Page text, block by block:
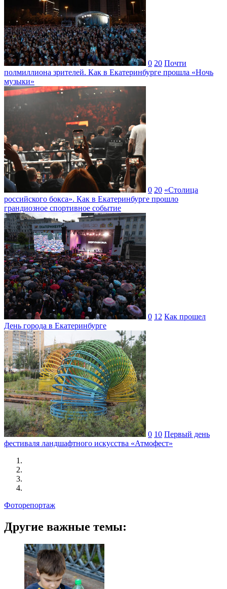
0 20 Почти
полмиллиона зрителей. Как в Екатеринбурге прошла «Ночь
музыки»
0 20 «Столица
российского бокса». Как в Екатеринбурге прошло
грандиозное спортивное событие
0 12 Как прошел
День города в Екатеринбурге
0 10 Первый день
фестиваля ландшафтного искусства «Атмофест»
Фоторепортаж
Другие важные темы: